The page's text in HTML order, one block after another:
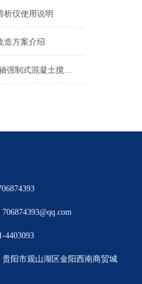
析仪使用说明
造方案介绍
HJW-60型单卧轴强制式混凝土搅拌机
4403093
贵阳市观山湖区金阳西南商贸城